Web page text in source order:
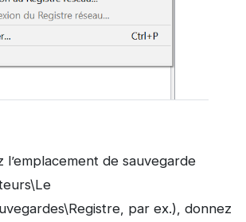
l’emplacement de sauvegarde
par ex.), donnez